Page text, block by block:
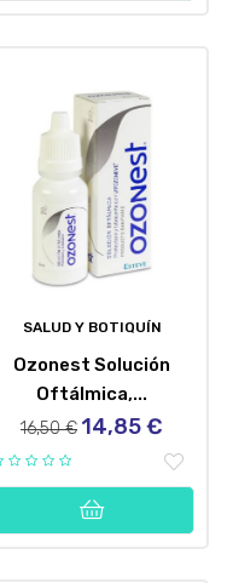
SALUD Y BOTIQUÍN
Ozonest Solución
Oftálmica,...
Precio
16,50 € Precio
14,85 €